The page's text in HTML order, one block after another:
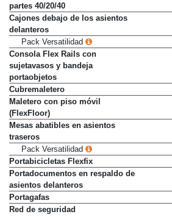
partes 40/20/40
Cajones debajo de los asientos
delanteros
Pack Versatilidad
Consola Flex Rails con
sujetavasos y bandeja
portaobjetos
Cubremaletero
Maletero con piso móvil
(FlexFloor)
Mesas abatibles en asientos
traseros
Pack Versatilidad
Portabicicletas Flexfix
Portadocumentos en respaldo de
asientos delanteros
Portagafas
Red de seguridad